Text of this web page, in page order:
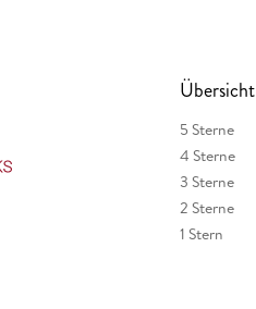
Übersicht
5 Sterne
4 Sterne
3 Sterne
2 Sterne
1 Stern